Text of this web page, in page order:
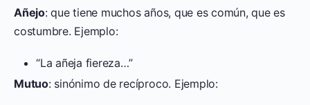
Añejo: que tiene muchos años, que es común, que es
costumbre. Ejemplo:
“La añeja fiereza…”
Mutuo: sinónimo de recíproco. Ejemplo: